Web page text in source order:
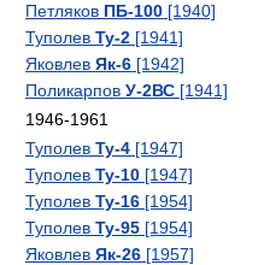
Петляков ПБ-100 [1940]
Туполев Ту-2 [1941]
Яковлев Як-6 [1942]
Поликарпов У-2ВС [1941]
1946-1961
Туполев Ту-4 [1947]
Туполев Ту-10 [1947]
Туполев Ту-16 [1954]
Туполев Ту-95 [1954]
Яковлев Як-26 [1957]